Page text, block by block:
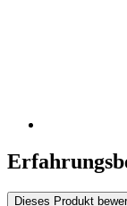
Dieses Produkt